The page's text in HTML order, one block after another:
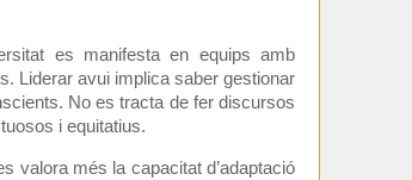
es manifesta en equips amb
Liderar avui implica saber gestionar
No es tracta de fer discursos
i equitatius.
valora més la capacitat d’adaptació